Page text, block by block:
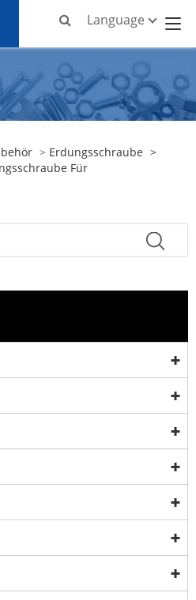
Language
> Erdungsschraube >
Für